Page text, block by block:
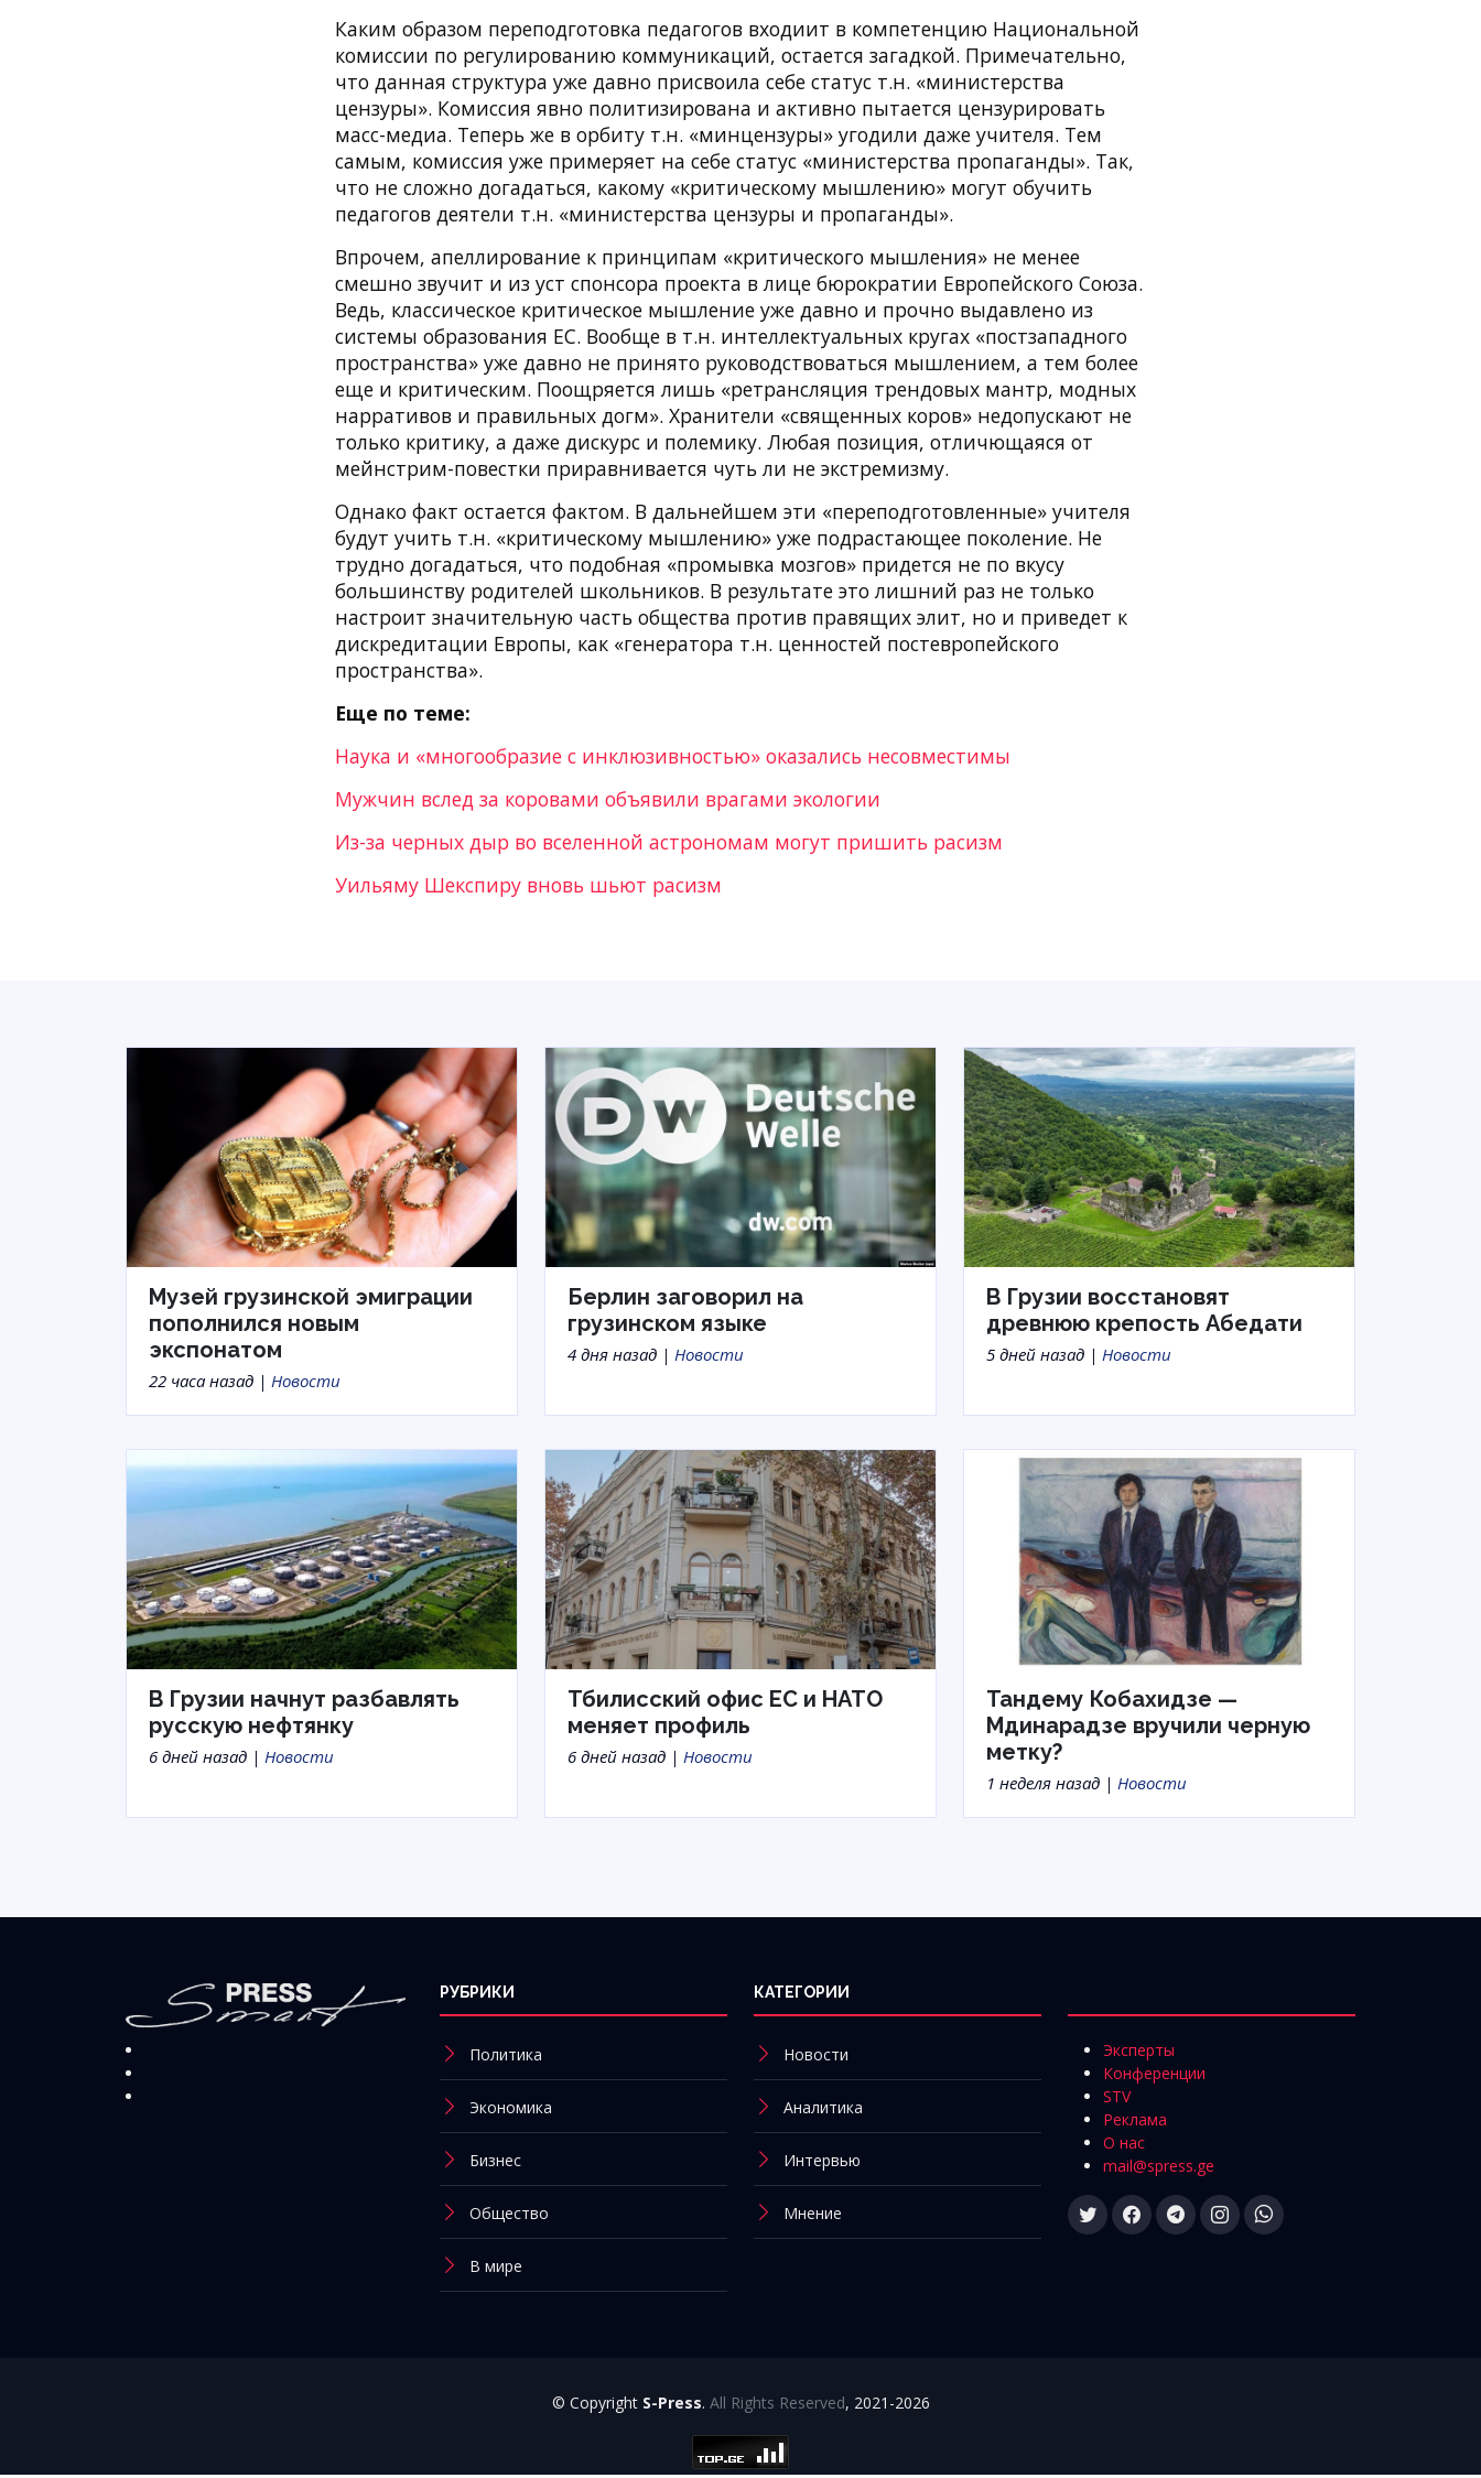
Каким образом переподготовка педагогов входиит в компетенцию Национальной
комиссии по регулированию коммуникаций, остается загадкой. Примечательно,
что данная структура уже давно присвоила себе статус т.н. «министерства
цензуры». Комиссия явно политизирована и активно пытается цензурировать
масс-медиа. Теперь же в орбиту т.н. «минцензуры» угодили даже учителя. Тем
самым, комиссия уже примеряет на себе статус «министерства пропаганды». Так,
что не сложно догадаться, какому «критическому мышлению» могут обучить
педагогов деятели т.н. «министерства цензуры и пропаганды».
Впрочем, апеллирование к принципам «критического мышления» не менее
смешно звучит и из уст спонсора проекта в лице бюрократии Европейского Союза.
Ведь, классическое критическое мышление уже давно и прочно выдавлено из
системы образования ЕС. Вообще в т.н. интеллектуальных кругах «постзападного
пространства» уже давно не принято руководствоваться мышлением, а тем более
еще и критическим. Поощряется лишь «ретрансляция трендовых мантр, модных
нарративов и правильных догм». Хранители «священных коров» недопускают не
только критику, а даже дискурс и полемику. Любая позиция, отличющаяся от
мейнстрим-повестки приравнивается чуть ли не экстремизму.
Однако факт остается фактом. В дальнейшем эти «переподготовленные» учителя
будут учить т.н. «критическому мышлению» уже подрастающее поколение. Не
трудно догадаться, что подобная «промывка мозгов» придется не по вкусу
большинству родителей школьников. В результате это лишний раз не только
настроит значительную часть общества против правящих элит, но и приведет к
дискредитации Европы, как «генератора т.н. ценностей постевропейского
пространства».
Еще по теме:
Наука и «многообразие с инклюзивностью» оказались несовместимы
Мужчин вслед за коровами объявили врагами экологии
Из-за черных дыр во вселенной астрономам могут пришить расизм
Уильяму Шекспиру вновь шьют расизм
Музей грузинской эмиграции
пополнился новым
экспонатом
22 часа назад | Новости
Берлин заговорил на
грузинском языке
4 дня назад | Новости
В Грузии восстановят
древнюю крепость Абедати
5 дней назад | Новости
В Грузии начнут разбавлять
русскую нефтянку
6 дней назад | Новости
Тбилисский офис ЕС и НАТО
меняет профиль
6 дней назад | Новости
Тандему Кобахидзе —
Мдинарадзе вручили черную
метку?
1 неделя назад | Новости
РУБРИКИ
Политика
Экономика
Бизнес
Общество
В мире
КАТЕГОРИИ
Новости
Аналитика
Интервью
Мнение
Эксперты
Конференции
STV
Реклама
О нас
mail@spress.ge
© Copyright S-Press. All Rights Reserved, 2021-2026